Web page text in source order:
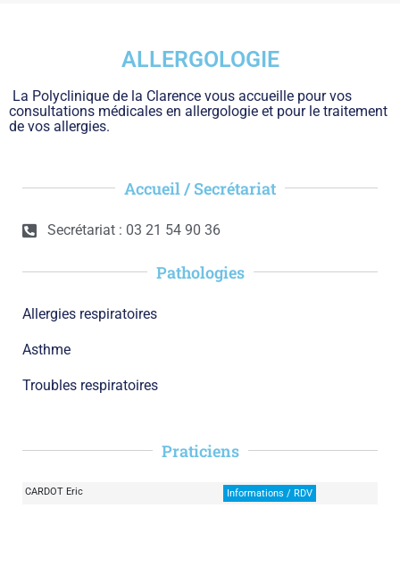
ALLERGOLOGIE
La Polyclinique de la Clarence vous accueille pour vos
consultations médicales en allergologie et pour le traitement
de vos allergies.
Accueil / Secrétariat
Secrétariat : 03 21 54 90 36
Pathologies
Allergies respiratoires
Asthme
Troubles respiratoires
Praticiens
CARDOT Eric Informations / RDV